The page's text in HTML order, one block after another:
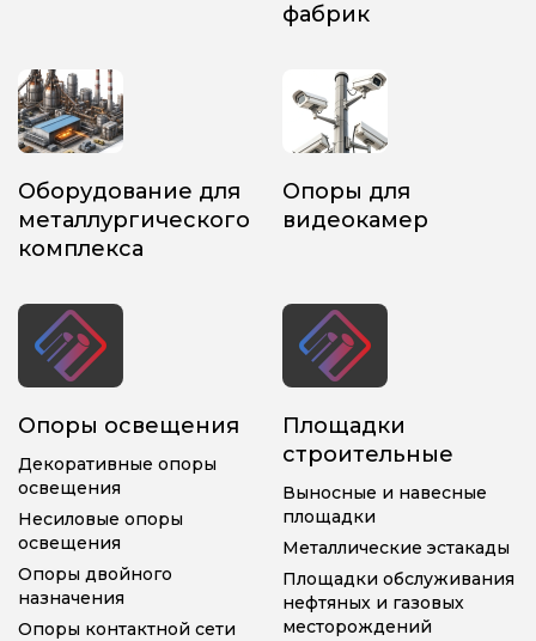
фабрик
Оборудование для
металлургического
комплекса
Опоры для
видеокамер
Опоры освещения
Декоративные опоры
освещения
Несиловые опоры
освещения
Опоры двойного
назначения
Опоры контактной сети
Площадки
строительные
Выносные и навесные
площадки
Металлические эстакады
Площадки обслуживания
нефтяных и газовых
месторождений